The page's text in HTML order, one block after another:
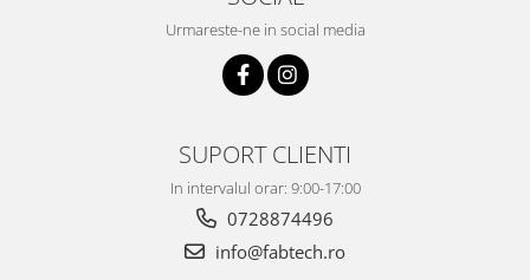
Urmareste-ne in social media
SUPORT CLIENTI
In intervalul orar: 9:00-17:00
0728874496
info@fabtech.ro